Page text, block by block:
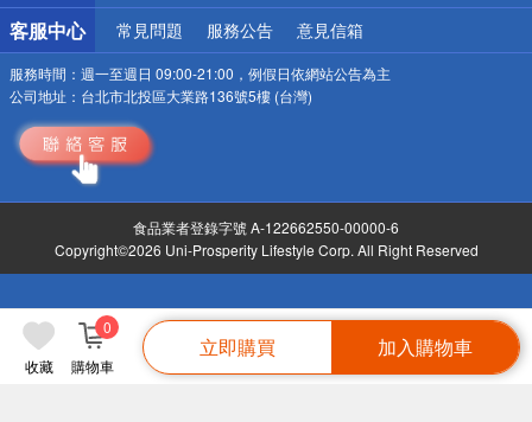
收藏 購物車
0
立即購買 加入購物車
客服中心 常見問題 服務公告 意見信箱
服務時間： 週一至週日 09:00-21:00，例假日依網站公告為主
公司地址： 台北市北投區大業路136號5樓 (台灣)
食品業者登錄字號 A-122662550-00000-6
Copyright©2026 Uni-Prosperity Lifestyle Corp. All Right Reserved